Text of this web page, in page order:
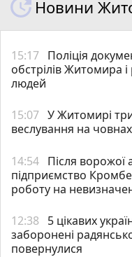
Новини
15:17 Поліція
обстрілів Житомира
людей
15:07 У Житомирі
веслування на
14:54 Після ворожої
підприємство
роботу на
12:38
5 цікавих
заборонені
повернулися